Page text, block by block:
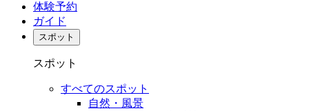
体験予約
ガイド
スポット
スポット
すべてのスポット
自然・風景